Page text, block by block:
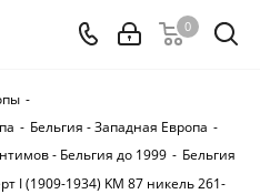
0
-
- Бельгия - Западная Европа -
- Бельгия до 1999 - Бельгия
I (1909-1934) KM 87 никель 261-